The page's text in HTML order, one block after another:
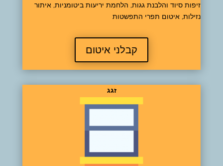
זיפות סיוד והלבנת גגות, הלחמת יריעות ביטומניות, איתור
נזילות, איטום תפרי התפשטות
קבלני איטום
זגג